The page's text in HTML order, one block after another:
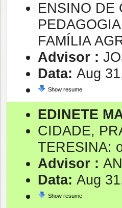
ENSINO DE
FAMÍLIA
Advisor :
Data: Aug
Show resume
EDINETE
CIDADE,
TERESINA:
Advisor :
Data: Aug
Show resume